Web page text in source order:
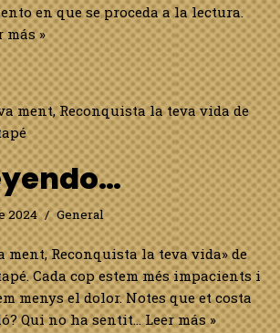
en que se proceda a la lectura.
más »
2024 General
ment, Reconquista la teva vida» de
Cada cop estem més impacients i
menys el dolor. Notes que et costa
Qui no ha sentit…Leer más »